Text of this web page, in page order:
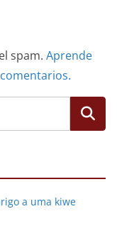
spam. Aprende
a uma kiwe